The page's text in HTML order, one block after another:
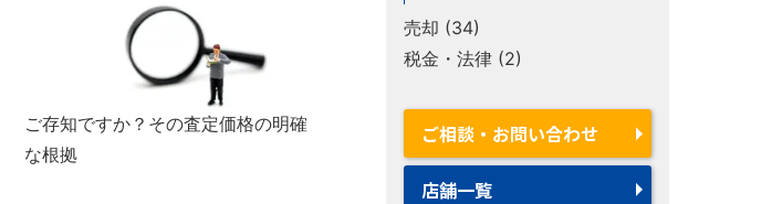
ご存知ですか？その査定価格の明確
な根拠
売却 (34)
税金・法律 (2)
ご相談・お問い合わせ
店舗一覧